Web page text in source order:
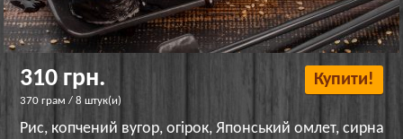
310 грн.
370 грам / 8 штук(и)
Купити!
Рис, копчений вугор, огірок, Японський омлет, сирна